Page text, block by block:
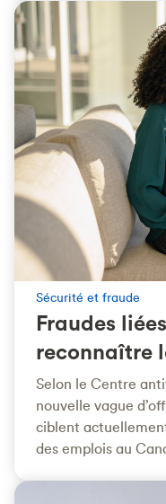
Sécurité et fraude
Fraudes
reconnaître
Selon le Centre
nouvelle vague
ciblent
des emplois au